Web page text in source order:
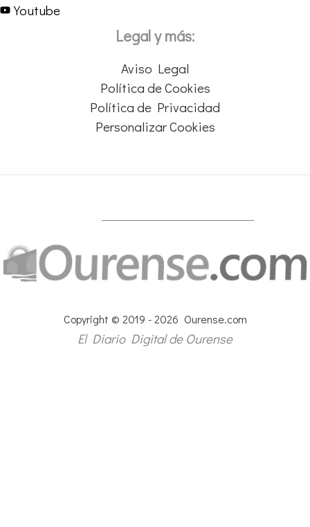
Youtube
Legal y más:
Aviso Legal
Política de Cookies
Política de Privacidad
Personalizar Cookies
Copyright © 2019 - 2026 Ourense.com
El Diario Digital de Ourense